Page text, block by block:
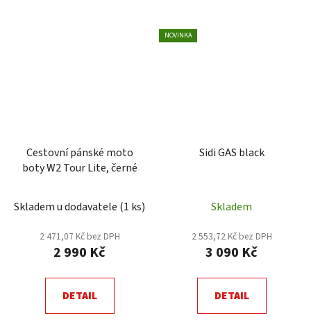
Cestovní pánské moto
boty W2 Tour Lite, černé
Skladem u dodavatele (1 ks)
2 471,07 Kč bez DPH
2 990 Kč
DETAIL
NOVINKA
Sidi GAS black
Skladem
2 553,72 Kč bez DPH
3 090 Kč
DETAIL